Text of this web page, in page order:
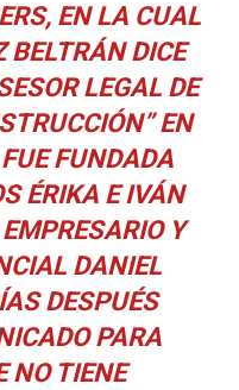
EN LA CUAL
BELTRÁN DICE
LEGAL DE
EN
FUNDADA
ÉRIKA E IVÁN
Y
DANIEL
DESPUÉS
PARA
NO TIENE